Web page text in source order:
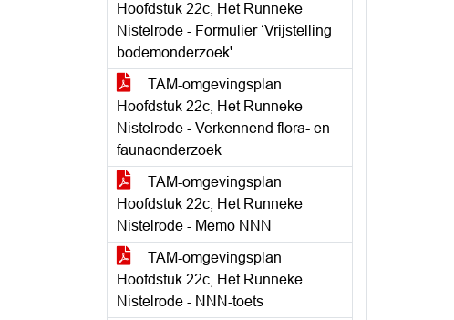
Hoofdstuk 22c, Het Runneke
Nistelrode - Formulier ‘Vrijstelling
bodemonderzoek'
TAM-omgevingsplan
Hoofdstuk 22c, Het Runneke
Nistelrode - Verkennend flora- en
faunaonderzoek
TAM-omgevingsplan
Hoofdstuk 22c, Het Runneke
Nistelrode - Memo NNN
TAM-omgevingsplan
Hoofdstuk 22c, Het Runneke
Nistelrode - NNN-toets